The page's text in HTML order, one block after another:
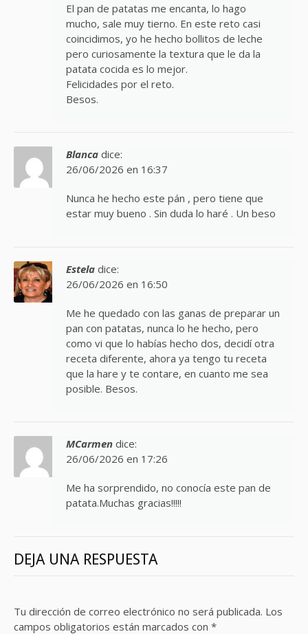
El pan de patatas me encanta, lo hago
mucho, sale muy tierno. En este reto casi
coincidimos, yo he hecho bollitos de leche
pero curiosamente la textura que le da la
patata cocida es lo mejor.
Felicidades por el reto.
Besos.
Blanca dice:
26/06/2026 en 16:37
Nunca he hecho este pán , pero tiene que
estar muy bueno . Sin duda lo haré . Un beso
Estela dice:
26/06/2026 en 16:50
Me he quedado con las ganas de preparar un
pan con patatas, nunca lo he hecho, pero
como vi que lo habías hecho dos, decidí otra
receta diferente, ahora ya tengo tu receta
que la hare y te contare, en cuanto me sea
posible. Besos.
MCarmen dice:
26/06/2026 en 17:26
Me ha sorprendido, no conocía este pan de
patata.Muchas gracias!!!!!
DEJA UNA RESPUESTA
Tu dirección de correo electrónico no será publicada. Los
campos obligatorios están marcados con *